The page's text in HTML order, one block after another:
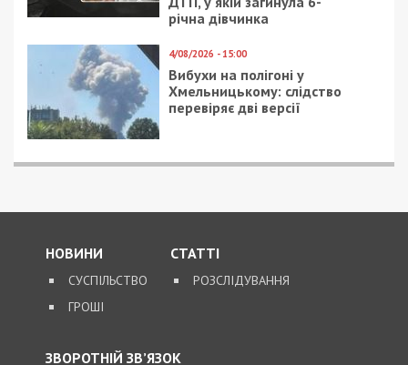
від удару струмом
дорогою до церкви:
повідомлено про підозру
ексепосадовцю
енергопідприємства
8/08/2026 - 21:00
поліцейських під час
У Харкові ексзавідувач
психлікарні за $6500
організував фейковий